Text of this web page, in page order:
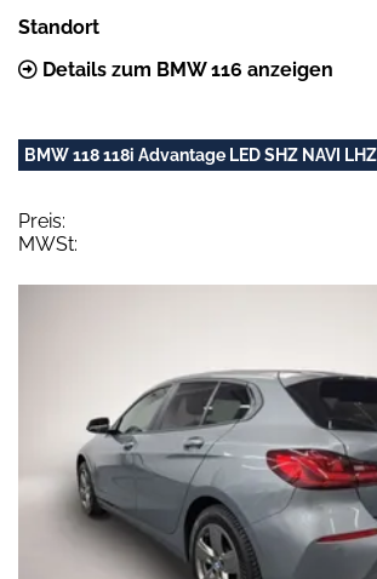
Standort
Details zum BMW 116 anzeigen
BMW 118 118i Advantage LED SHZ NAVI
Preis:
MWSt: